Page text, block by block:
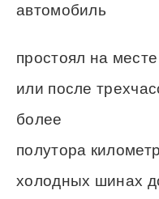
автомобиль
простоял на
или после
более
полутора
холодных шинах